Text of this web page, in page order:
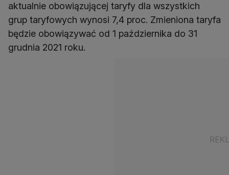
aktualnie obowiązującej taryfy dla wszystkich
grup taryfowych wynosi 7,4 proc. Zmieniona taryfa
będzie obowiązywać od 1 października do 31
grudnia 2021 roku.